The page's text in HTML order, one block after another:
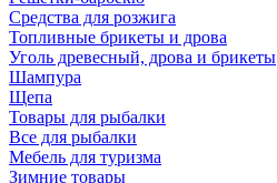
Средства для розжига
Топливные брикеты и дрова
Уголь древесный, дрова и брикеты
Шампура
Щепа
Товары для рыбалки
Все для рыбалки
Мебель для туризма
Зимние товары